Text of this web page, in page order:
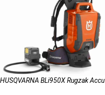
HUSQVARNA BLi950X Rugzak Accu